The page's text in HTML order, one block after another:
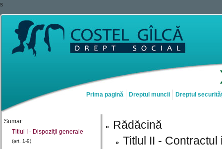
s
Prima pagină Dreptul muncii Dreptul
Sumar:
Titlul I - Dispoziţii generale
(art. 1-9)
Rădăcină
Titlul II -